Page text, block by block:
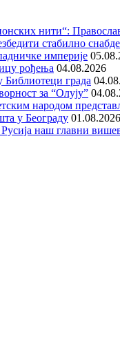
нити“:
стабилно
империје
рођења 04.08.2026
Библиотеци града
за “Олују”
народом
у Београду 01.08.2026
наш главни